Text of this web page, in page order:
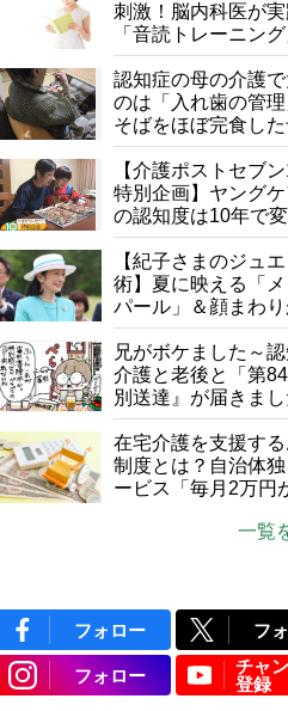
直線的な襟によってシャー
刺激！脳内科医が
「音読トレーニン
意
認知症の母の介護
のは「入れ歯の管理
そばをほぼ完食し
子が血の気が引い
【介護ポストセブ
特別企画】ヤング
の認知度は10年で
行語大賞にノミネ
律にも明記されたが
て現在は？
【紀子さまのジュ
術】夏に映える「
パール」＆顔まわ
ぐ「揺れる一粒」
け方
兄がボケました～
介護と老後と「第
別送達』が届きまし
在宅介護を支援す
制度とは？自治体
ービス「毎月2万円
一覧
フォロー フ
フォロー
チャ
登録